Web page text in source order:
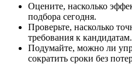
Оцените, насколько
подбора сегодня.
Проверьте, насколько
требования к кандидатам.
Подумайте, можно ли
сократить сроки без